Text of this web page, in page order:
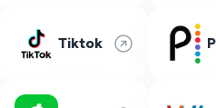
Tiktok